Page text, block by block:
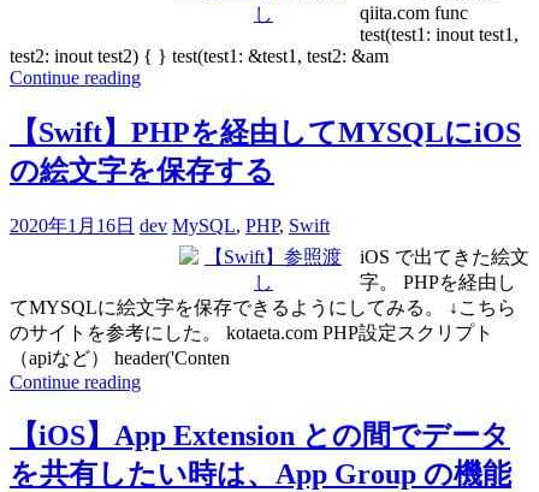
qiita.com func
test(test1: inout test1,
test2: inout test2) { } test(test1: &test1, test2: &am
Continue reading
【Swift】PHPを経由してMYSQLにiOS
の絵文字を保存する
2020年1月16日 dev MySQL, PHP, Swift
iOS で出てきた絵文
字。 PHPを経由し
てMYSQLに絵文字を保存できるようにしてみる。 ↓こちら
のサイトを参考にした。 kotaeta.com PHP設定スクリプト
（apiなど） header('Conten
Continue reading
【iOS】App Extension との間でデータ
を共有したい時は、App Group の機能